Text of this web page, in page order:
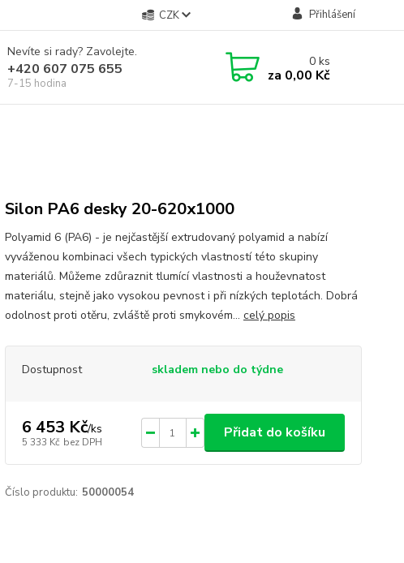
CZK Přihlášení
Nevíte si rady? Zavolejte.
+420 607 075 655
7-15 hodina
0ks
za 0,00 Kč
Silon PA6 desky 20-620x1000
Polyamid 6 (PA6) - je nejčastější extrudovaný polyamid a nabízí
vyváženou kombinaci všech typických vlastností této skupiny
materiálů. Můžeme zdůraznit tlumící vlastnosti a houževnatost
materiálu, stejně jako vysokou pevnost i při nízkých teplotách. Dobrá
odolnost proti otěru, zvláště proti smykovém... celý popis
Dostupnost skladem nebo do týdne
6 453 Kč/ks
5 333 Kč bez DPH
Přidat do košíku
Číslo produktu: 50000054